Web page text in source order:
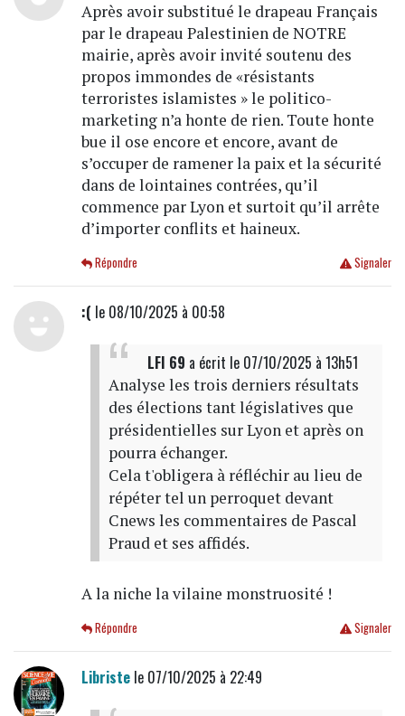
Après avoir substitué le drapeau Français
par le drapeau Palestinien de NOTRE
mairie, après avoir invité soutenu des
propos immondes de «résistants
terroristes islamistes » le politico-
marketing n’a honte de rien. Toute honte
bue il ose encore et encore, avant de
s’occuper de ramener la paix et la sécurité
dans de lointaines contrées, qu’il
commence par Lyon et surtoit qu’il arrête
d’importer conflits et haineux.
Signaler
Répondre
:( le 08/10/2025 à 00:58
LFI 69 a écrit le 07/10/2025 à 13h51
Analyse les trois derniers résultats
des élections tant législatives que
présidentielles sur Lyon et après on
pourra échanger.
Cela t'obligera à réfléchir au lieu de
répéter tel un perroquet devant
Cnews les commentaires de Pascal
Praud et ses affidés.
A la niche la vilaine monstruosité !
Signaler
Répondre
Libristele 07/10/2025 à 22:49